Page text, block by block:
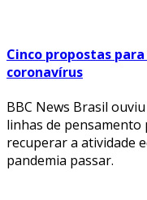
Cinco propostas
coronavírus
BBC News Brasil
linhas de pensamento
recuperar a atividade
pandemia passar.